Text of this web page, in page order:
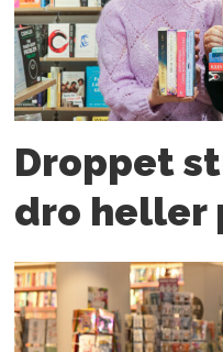
Droppet
dro heller